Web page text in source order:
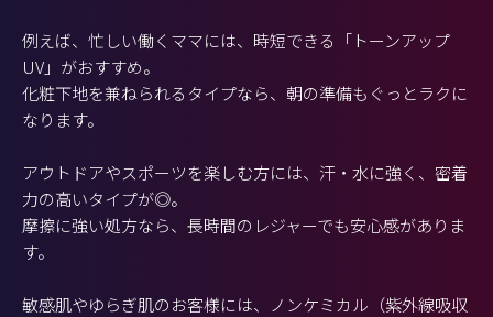
例えば、忙しい働くママには、時短できる「トーンアップ
UV」がおすすめ。
化粧下地を兼ねられるタイプなら、朝の準備もぐっとラクに
なります。
アウトドアやスポーツを楽しむ方には、汗・水に強く、密着
力の高いタイプが◎。
摩擦に強い処方なら、長時間のレジャーでも安心感がありま
す。
敏感肌やゆらぎ肌のお客様には、ノンケミカル（紫外線吸収